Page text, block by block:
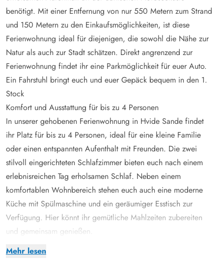
Mehr lesen
benötigt. Mit einer Entfernung von nur 550 Metern zum Strand
und 150 Metern zu den Einkaufsmöglichkeiten, ist diese
Ferienwohnung ideal für diejenigen, die sowohl die Nähe zur
Natur als auch zur Stadt schätzen. Direkt angrenzend zur
Ferienwohnung findet ihr eine Parkmöglichkeit für euer Auto.
Ein Fahrstuhl bringt euch und euer Gepäck bequem in den 1.
Stock
Komfort und Ausstattung für bis zu 4 Personen
In unserer gehobenen Ferienwohnung in Hvide Sande findet
ihr Platz für bis zu 4 Personen, ideal für eine kleine Familie
oder einen entspannten Aufenthalt mit Freunden. Die zwei
stilvoll eingerichteten Schlafzimmer bieten euch nach einem
erlebnisreichen Tag erholsamen Schlaf. Neben einem
komfortablen Wohnbereich stehen euch auch eine moderne
Küche mit Spülmaschine und ein geräumiger Esstisch zur
Verfügung. Hier könnt ihr gemütliche Mahlzeiten zubereiten
und gemeinsam genießen.
Praktische Details für einen stressfreien Aufenthalt